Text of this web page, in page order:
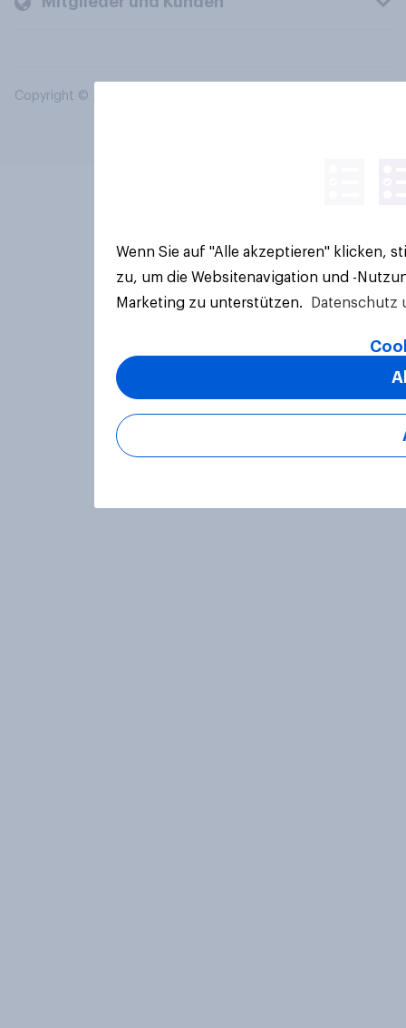
Copyright © 2026 YouGov PLC. Alle Rechte vorbehalten.
Wenn Sie auf "Alle akzeptieren" klicken,
zu, um die Websitenavigation und -
Marketing zu unterstützen.
Datenschutz